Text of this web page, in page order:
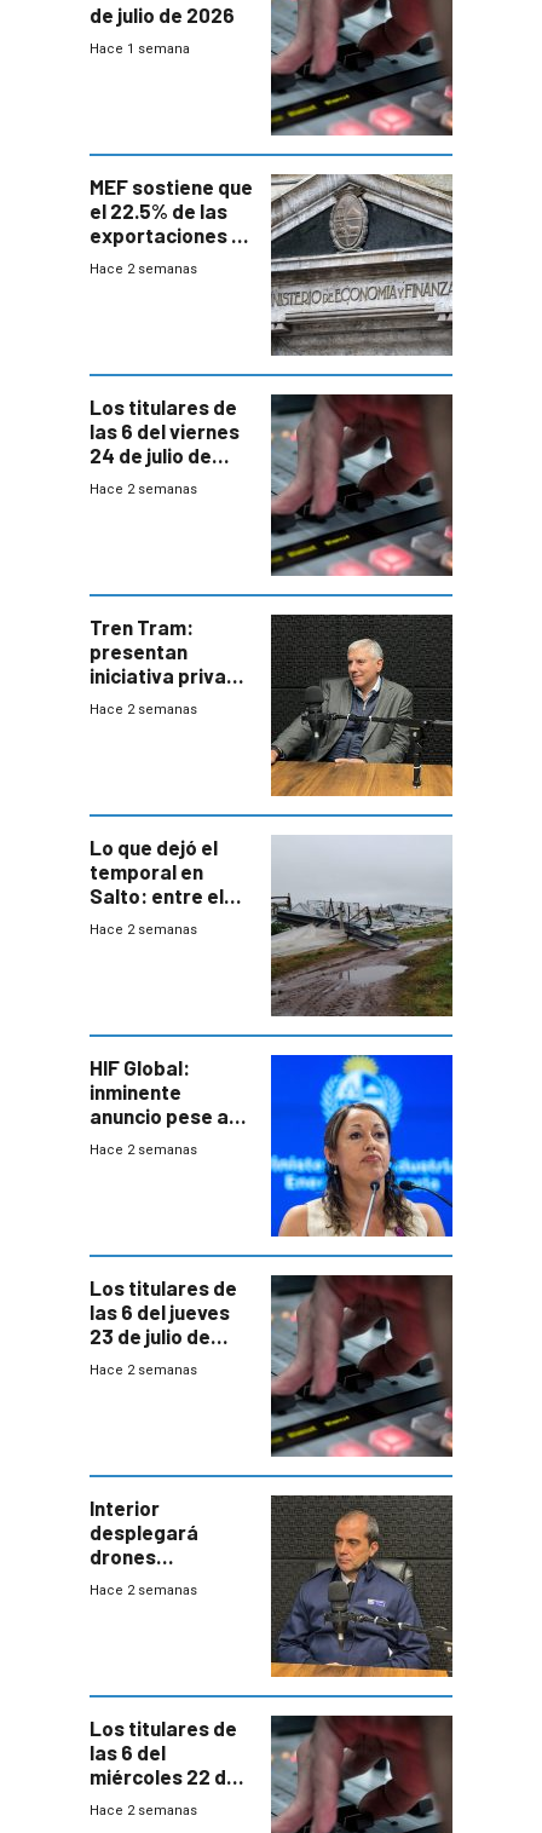
de julio de 2026
Hace 1 semana
MEF sostiene que
el 22.5% de las
exportaciones a
EE.UU se verán
Hace 2 semanas
Los titulares de
las 6 del viernes
24 de julio de
2026
Hace 2 semanas
Tren Tram:
presentan
iniciativa privada
para una red de
Hace 2 semanas
Lo que dejó el
temporal en
Salto: entre el
impacto
Hace 2 semanas
HIF Global:
inminente
anuncio pese a
declaración de
gobierno
Hace 2 semanas
Los titulares de
las 6 del jueves
23 de julio de
2026
Hace 2 semanas
Interior
desplegará
drones
autónomos para
Hace 2 semanas
Los titulares de
las 6 del
miércoles 22 de
julio de 2026
Hace 2 semanas